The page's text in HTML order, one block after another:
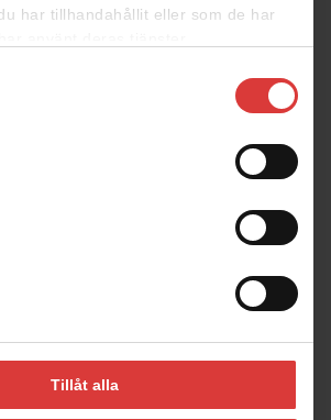
har tillhandahållit eller som de har
Tillåt alla
267M²